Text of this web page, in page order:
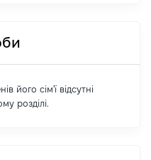
його сім'ї відсутні
розділі.